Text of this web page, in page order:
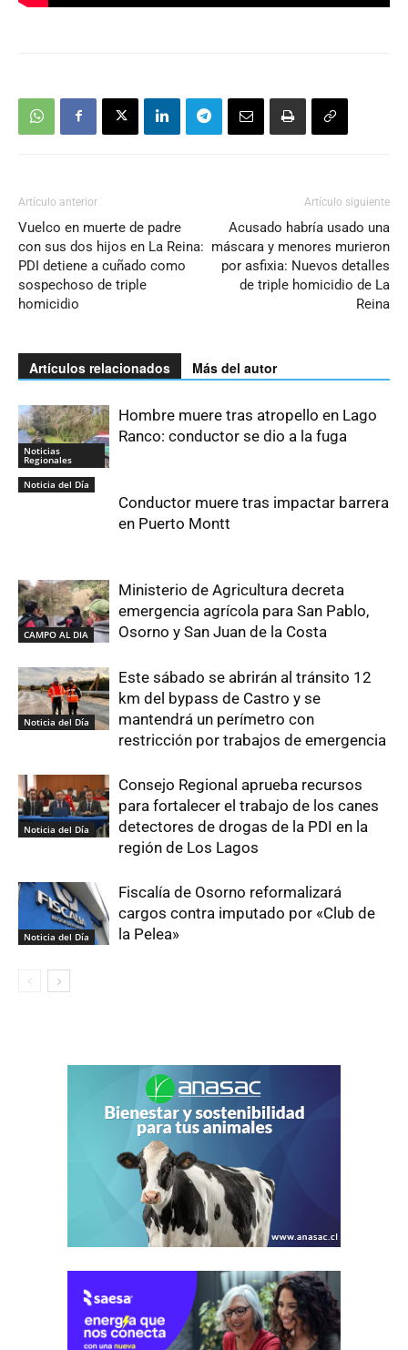
Artículo anterior
Vuelco en muerte de padre
con sus dos hijos en La Reina:
PDI detiene a cuñado como
sospechoso de triple
homicidio
Artículo siguiente
Acusado habría usado una
máscara y menores murieron
por asfixia: Nuevos detalles
de triple homicidio de La
Reina
Artículos relacionados Más del autor
Noticias
Regionales
Hombre muere tras atropello en Lago
Ranco: conductor se dio a la fuga
Noticia del Día
Conductor muere tras impactar barrera
en Puerto Montt
CAMPO AL DIA
Ministerio de Agricultura decreta
emergencia agrícola para San Pablo,
Osorno y San Juan de la Costa
Noticia del Día
Este sábado se abrirán al tránsito 12
km del bypass de Castro y se
mantendrá un perímetro con
restricción por trabajos de emergencia
Noticia del Día
Consejo Regional aprueba recursos
para fortalecer el trabajo de los canes
detectores de drogas de la PDI en la
región de Los Lagos
Noticia del Día
Fiscalía de Osorno reformalizará
cargos contra imputado por «Club de
la Pelea»